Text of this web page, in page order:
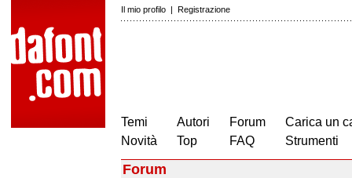
Il mio profilo | Registrazione
Temi
Novità
Autori
Top
Forum
FAQ
Carica un
Strumenti
Forum